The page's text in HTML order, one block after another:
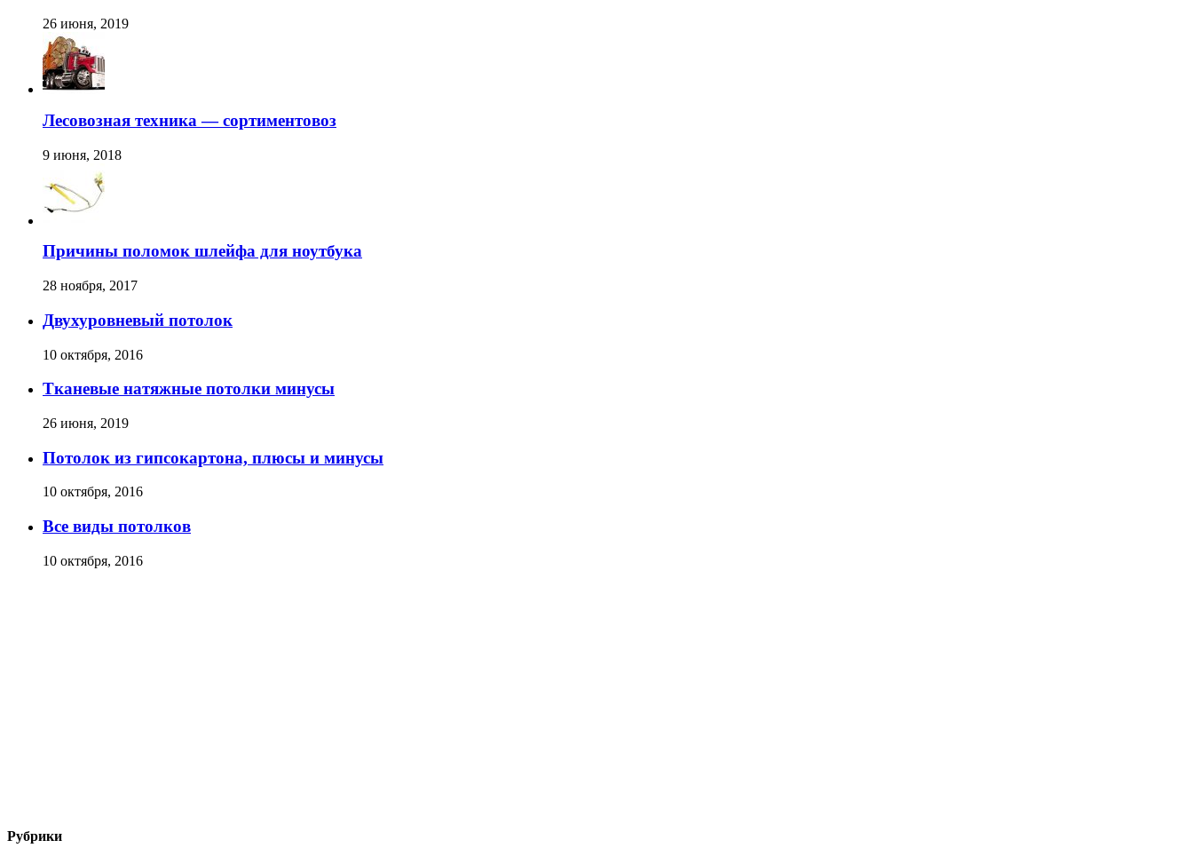
26 июня, 2019
Лесовозная техника — сортиментовоз
9 июня, 2018
Причины поломок шлейфа для ноутбука
28 ноября, 2017
Двухуровневый потолок
10 октября, 2016
Тканевые натяжные потолки минусы
26 июня, 2019
Потолок из гипсокартона, плюсы и минусы
10 октября, 2016
Все виды потолков
10 октября, 2016
Рубрики